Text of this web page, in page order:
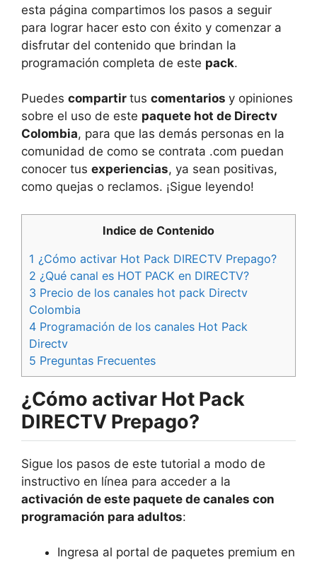
esta página compartimos los pasos a seguir
para lograr hacer esto con éxito y comenzar a
disfrutar del contenido que brindan la
programación completa de este pack.
Puedes compartir tus comentarios y opiniones
sobre el uso de este paquete hot de Directv
Colombia, para que las demás personas en la
comunidad de como se contrata .com puedan
conocer tus experiencias, ya sean positivas,
como quejas o reclamos. ¡Sigue leyendo!
Indice de Contenido
1 ¿Cómo activar Hot Pack DIRECTV Prepago?
2 ¿Qué canal es HOT PACK en DIRECTV?
3 Precio de los canales hot pack Directv
Colombia
4 Programación de los canales Hot Pack
Directv
5 Preguntas Frecuentes
¿Cómo activar Hot Pack
DIRECTV Prepago?
Sigue los pasos de este tutorial a modo de
instructivo en línea para acceder a la
activación de este paquete de canales con
programación para adultos:
Ingresa al portal de paquetes premium en